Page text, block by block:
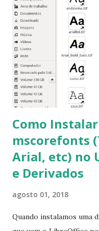
mscorefonts-installer
clicando em “Ok” Agora
em “Sim” Pronto agora
fontes Times New
ocorra algum erro ou
apt-get install --
Como
mscorefonts
Arial, etc) no
e Derivados
agosto 01, 2018
Quando instalamos uma